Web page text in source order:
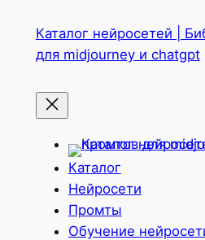
содержимому
Каталог нейросетей |
для midjourney и chatgpt
Каталог
Нейросети
Промты
Обучение